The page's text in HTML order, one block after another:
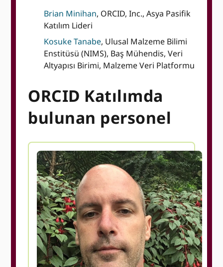
Brian Minihan, ORCID, Inc., Asya Pasifik
Katılım Lideri
Kosuke Tanabe, Ulusal Malzeme Bilimi
Enstitüsü (NIMS), Baş Mühendis, Veri
Altyapısı Birimi, Malzeme Veri Platformu
ORCID Katılımda
bulunan personel